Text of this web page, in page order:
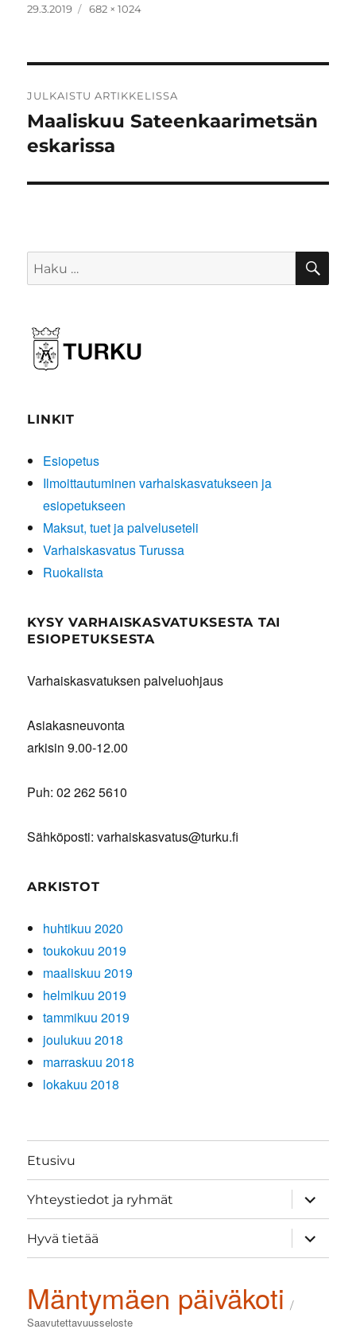
Julkaistu
29.3.2019 Täysikokoinen
682 × 1024
selaus
JULKAISTU ARTIKKELISSA
Maaliskuu Sateenkaarimetsän
eskarissa
Etsi:
LINKIT
Esiopetus
Ilmoittautuminen varhaiskasvatukseen ja
esiopetukseen
Maksut, tuet ja palveluseteli
Varhaiskasvatus Turussa
Ruokalista
KYSY VARHAISKASVATUKSESTA TAI
ESIOPETUKSESTA
Varhaiskasvatuksen palveluohjaus
Asiakasneuvonta
arkisin 9.00-12.00
Puh: 02 262 5610
Sähköposti: varhaiskasvatus@turku.fi
ARKISTOT
huhtikuu 2020
toukokuu 2019
maaliskuu 2019
helmikuu 2019
tammikuu 2019
joulukuu 2018
marraskuu 2018
lokakuu 2018
Etusivu
Yhteystiedot ja ryhmät
näytä
Hyvä tietää
näytä
Mäntymäen päiväkoti
Saavutettavuusseloste